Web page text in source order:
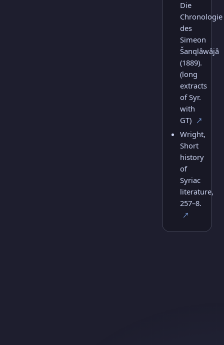
Die
Chronologie
des
Simeon
Šanqlâwâjâ
(1889).
(long
extracts
of Syr.
with
GT)
↗
Wright,
Short
history
of
Syriac
literature,
257–8.
↗